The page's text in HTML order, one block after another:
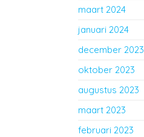
maart 2024
januari 2024
december 2023
oktober 2023
augustus 2023
maart 2023
februari 2023